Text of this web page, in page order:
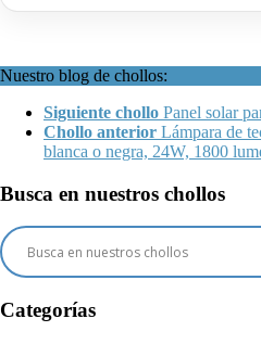
Nuestro blog de chollos:
Siguiente chollo Panel solar
Chollo anterior Lámpara de
blanca o negra, 24W, 1800
Busca en nuestros chollos
Categorías